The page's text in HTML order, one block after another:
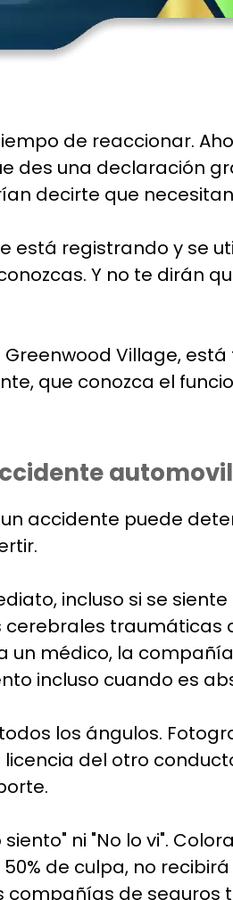
de reaccionar.
una declaración
decirte que
está registrando y se
Y no te dirán
Village,
que conozca el
accidente puede
incluso si se
cerebrales
un médico, la
incluso cuando es
los ángulos.
del otro
ni "No lo vi".
de culpa, no
compañías de